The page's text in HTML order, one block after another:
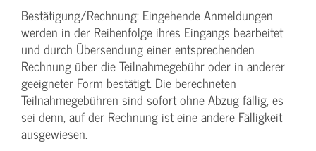
Bestätigung­/Rechnung: Eingehende Anmeldungen
werden in der Reihenfolge ihres Eingangs bearbeitet
und durch Übersendung einer entsprechenden
Rechnung über die Teilnahmegebühr oder in anderer
geeigneter Form bestätigt. Die berechneten
Teilnahmegebühren sind sofort ohne Abzug fällig, es
sei denn, auf der Rechnung ist eine andere Fälligkeit
ausgewiesen.